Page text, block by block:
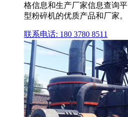
格信息和生产厂家信息查询
型粉碎机的优质产品和厂家。
联系电话: 180 3780 8511